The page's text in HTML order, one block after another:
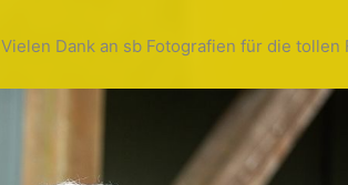
Dank an sb Fotografien für die tollen